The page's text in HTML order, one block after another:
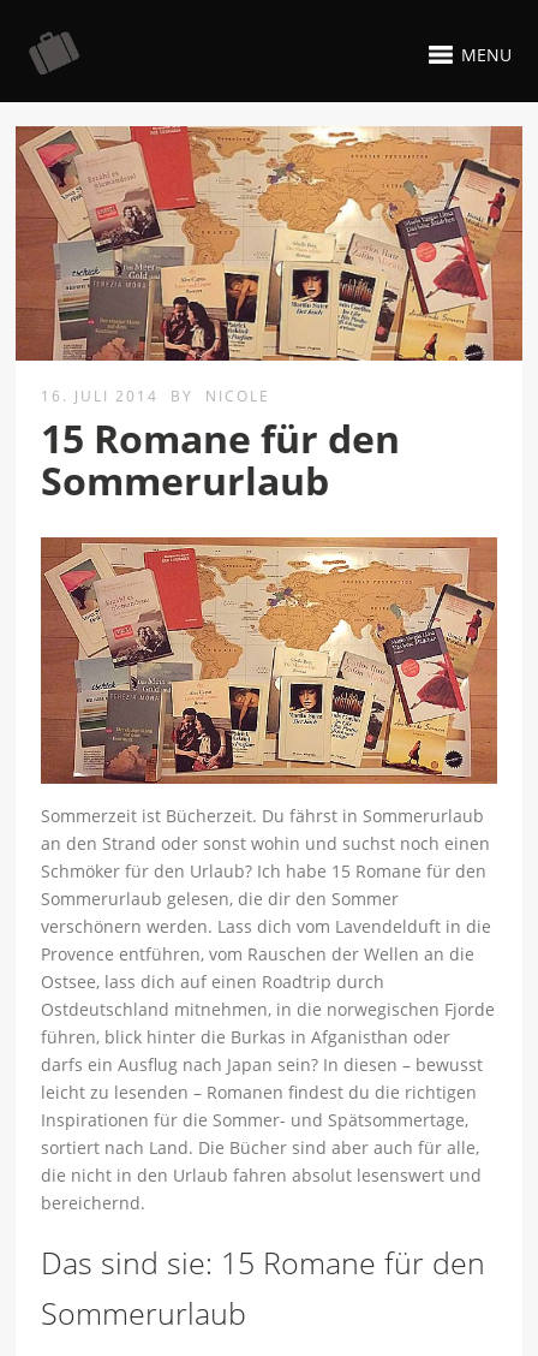
MENU
16. JULI 2014 BY NICOLE
15 Romane für den
Sommerurlaub
Sommerzeit ist Bücherzeit. Du fährst in Sommerurlaub
an den Strand oder sonst wohin und suchst noch einen
Schmöker für den Urlaub? Ich habe 15 Romane für den
Sommerurlaub gelesen, die dir den Sommer
verschönern werden. Lass dich vom Lavendelduft in die
Provence entführen, vom Rauschen der Wellen an die
Ostsee, lass dich auf einen Roadtrip durch
Ostdeutschland mitnehmen, in die norwegischen Fjorde
führen, blick hinter die Burkas in Afganisthan oder
darfs ein Ausflug nach Japan sein? In diesen – bewusst
leicht zu lesenden – Romanen findest du die richtigen
Inspirationen für die Sommer- und Spätsommertage,
sortiert nach Land. Die Bücher sind aber auch für alle,
die nicht in den Urlaub fahren absolut lesenswert und
bereichernd.
Das sind sie: 15 Romane für den
Sommerurlaub